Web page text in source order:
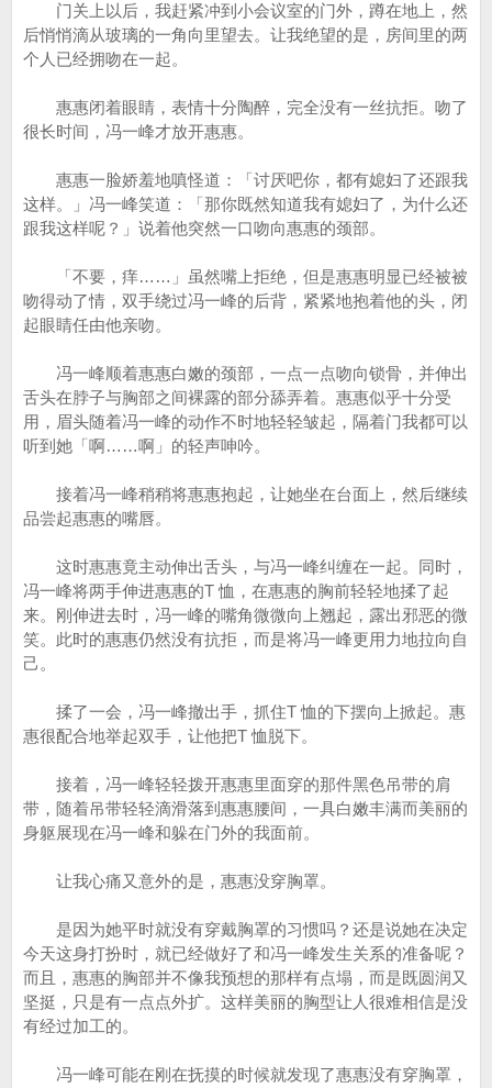
门关上以后，我赶紧冲到小会议室的门外，蹲在地上，然
后悄悄滴从玻璃的一角向里望去。让我绝望的是，房间里的两
个人已经拥吻在一起。
惠惠闭着眼睛，表情十分陶醉，完全没有一丝抗拒。吻了
很长时间，冯一峰才放开惠惠。
惠惠一脸娇羞地嗔怪道：「讨厌吧你，都有媳妇了还跟我
这样。」冯一峰笑道：「那你既然知道我有媳妇了，为什么还
跟我这样呢？」说着他突然一口吻向惠惠的颈部。
「不要，痒……」虽然嘴上拒绝，但是惠惠明显已经被被
吻得动了情，双手绕过冯一峰的后背，紧紧地抱着他的头，闭
起眼睛任由他亲吻。
冯一峰顺着惠惠白嫩的颈部，一点一点吻向锁骨，并伸出
舌头在脖子与胸部之间裸露的部分舔弄着。惠惠似乎十分受
用，眉头随着冯一峰的动作不时地轻轻皱起，隔着门我都可以
听到她「啊……啊」的轻声呻吟。
接着冯一峰稍稍将惠惠抱起，让她坐在台面上，然后继续
品尝起惠惠的嘴唇。
这时惠惠竟主动伸出舌头，与冯一峰纠缠在一起。同时，
冯一峰将两手伸进惠惠的T 恤，在惠惠的胸前轻轻地揉了起
来。刚伸进去时，冯一峰的嘴角微微向上翘起，露出邪恶的微
笑。此时的惠惠仍然没有抗拒，而是将冯一峰更用力地拉向自
己。
揉了一会，冯一峰撤出手，抓住T 恤的下摆向上掀起。惠
惠很配合地举起双手，让他把T 恤脱下。
接着，冯一峰轻轻拨开惠惠里面穿的那件黑色吊带的肩
带，随着吊带轻轻滴滑落到惠惠腰间，一具白嫩丰满而美丽的
身躯展现在冯一峰和躲在门外的我面前。
让我心痛又意外的是，惠惠没穿胸罩。
是因为她平时就没有穿戴胸罩的习惯吗？还是说她在决定
今天这身打扮时，就已经做好了和冯一峰发生关系的准备呢？
而且，惠惠的胸部并不像我预想的那样有点塌，而是既圆润又
坚挺，只是有一点点外扩。这样美丽的胸型让人很难相信是没
有经过加工的。
冯一峰可能在刚在抚摸的时候就发现了惠惠没有穿胸罩，